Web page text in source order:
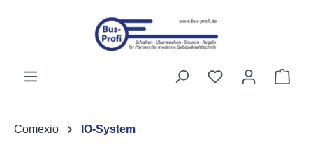
Passa al contenuto principale
Hai 0 articoliIl
Comexio IO-System